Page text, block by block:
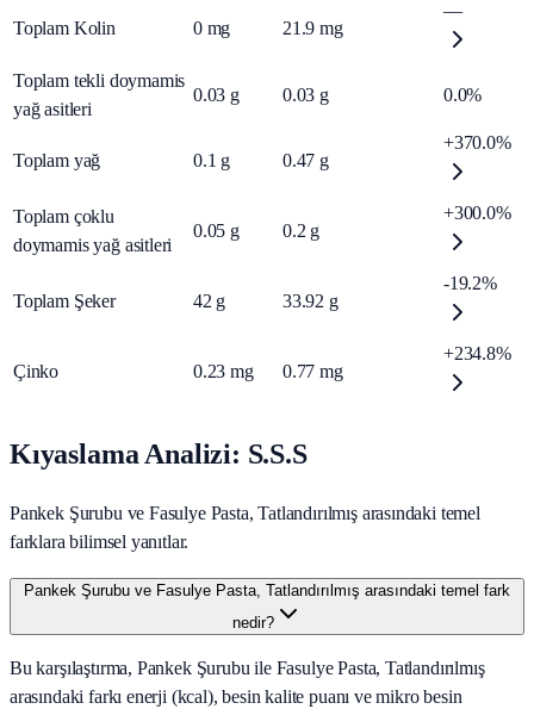
Toplam Kolin 0 mg 21.9 mg
—
Toplam tekli doymamis
yağ asitleri
0.03 g 0.03 g 0.0%
Toplam yağ 0.1 g 0.47 g
+370.0%
Toplam çoklu
doymamis yağ asitleri
0.05 g 0.2 g
+300.0%
Toplam Şeker 42 g 33.92 g
-19.2%
Çinko 0.23 mg 0.77 mg
+234.8%
Kıyaslama Analizi: S.S.S
Pankek Şurubu ve Fasulye Pasta, Tatlandırılmış arasındaki temel
farklara bilimsel yanıtlar.
Pankek Şurubu ve Fasulye Pasta, Tatlandırılmış arasındaki temel fark
nedir?
Bu karşılaştırma, Pankek Şurubu ile Fasulye Pasta, Tatlandırılmış
arasındaki farkı enerji (kcal), besin kalite puanı ve mikro besin